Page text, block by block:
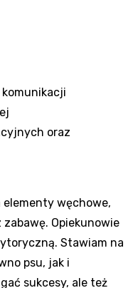
oraz
węchowe,
Opiekunowie
Stawiam na
psu, jak i
sukcesy, ale też